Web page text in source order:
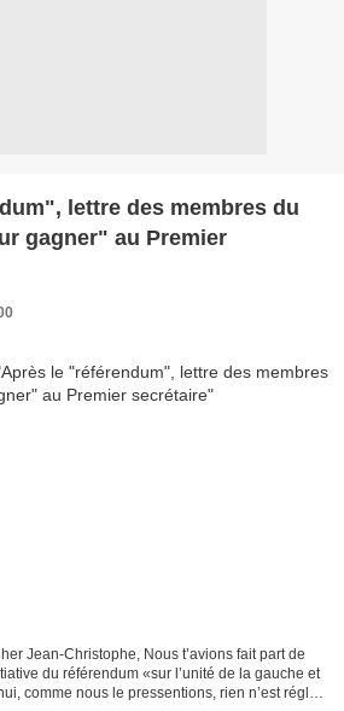
lettre des membres du
gagner" au Premier
Jean-Christophe, Nous t’avions fait part de
du référendum «sur l’unité de la gauche et
comme nous le pressentions, rien n’est réglé.